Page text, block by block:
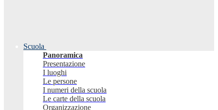
Scuola
Panoramica
Presentazione
I luoghi
Le persone
I numeri della scuola
Le carte della scuola
Organizzazione